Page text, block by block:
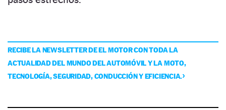
RECIBE LA NEWSLETTER DE EL MOTOR CON TODA LA
ACTUALIDAD DEL MUNDO DEL AUTOMÓVIL Y LA MOTO,
TECNOLOGÍA, SEGURIDAD, CONDUCCIÓN Y EFICIENCIA.